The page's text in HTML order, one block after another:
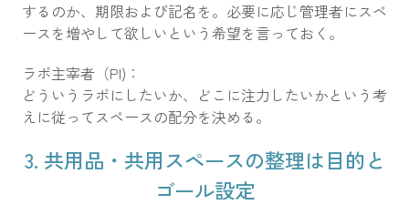
するのか、期限および記名を。必要に応じ管理者にスペ
ースを増やして欲しいという希望を言っておく。
ラボ主宰者（PI)：
どういうラボにしたいか、どこに注力したいかという考
えに従ってスペースの配分を決める。
3. 共用品・共用スペースの整理は目的と
ゴール設定